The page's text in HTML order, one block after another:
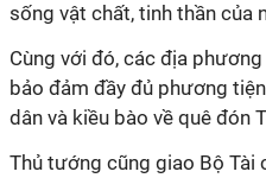
sống vật chất, tinh thần của
Cùng với đó, các địa
bảo đảm đầy đủ phương
dân và kiều bào về quê đón
Thủ tướng cũng giao Bộ Tài